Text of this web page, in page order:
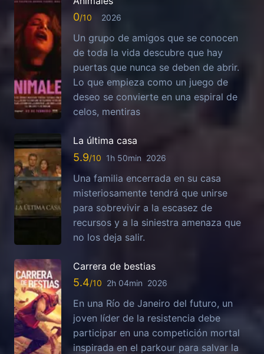
0 2026
Un grupo de amigos que se conocen
de toda la vida descubre que hay
puertas que nunca se deben de abrir.
Lo que empieza como un juego de
deseo se convierte en una espiral de
celos, mentiras
La última casa
5.9 1h 50min 2026
Una familia encerrada en su casa
misteriosamente tendrá que unirse
para sobrevivir a la escasez de
recursos y a la siniestra amenaza que
no los deja salir.
Carrera de bestias
5.4 2h 04min 2026
En una Río de Janeiro del futuro, un
joven líder de la resistencia debe
participar en una competición mortal
inspirada en el parkour para salvar la